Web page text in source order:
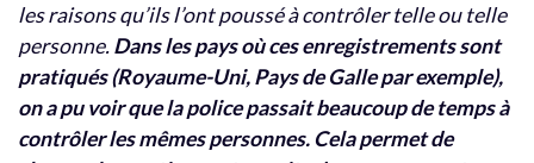
les raisons qu’ils l’ont poussé à contrôler telle ou telle
personne.Dans les pays où ces enregistrements sont
pratiqués (Royaume-Uni, Pays de Galle par exemple),
on a pu voir que la police passait beaucoup de temps à
contrôler les mêmes personnes. Cela permet de